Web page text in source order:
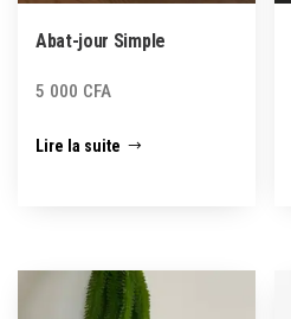
Abat-jour Simple
5 000 CFA
Lire la suite